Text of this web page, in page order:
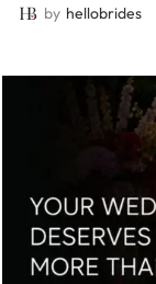
pernikahan). Inilah
by hellobrides